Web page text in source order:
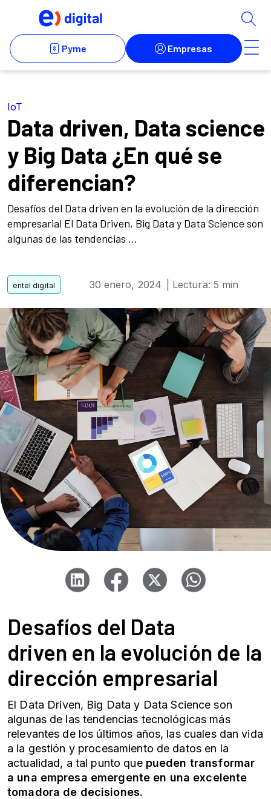
IoT
Data driven, Data science
y Big Data ¿En qué se
diferencian?
Desafíos del Data driven en la evolución de la dirección
empresarial El Data Driven, Big Data y Data Science son
algunas de las tendencias ...
30 enero, 2024 | Lectura: 5 min
Desafíos del Data
driven en la evolución de la
dirección empresarial
El Data Driven, Big Data y Data Science son
algunas de las tendencias tecnológicas más
relevantes de los últimos años, las cuales dan vida
a la gestión y procesamiento de datos en la
actualidad, a tal punto que pueden transformar
a una empresa emergente en una excelente
tomadora de decisiones.